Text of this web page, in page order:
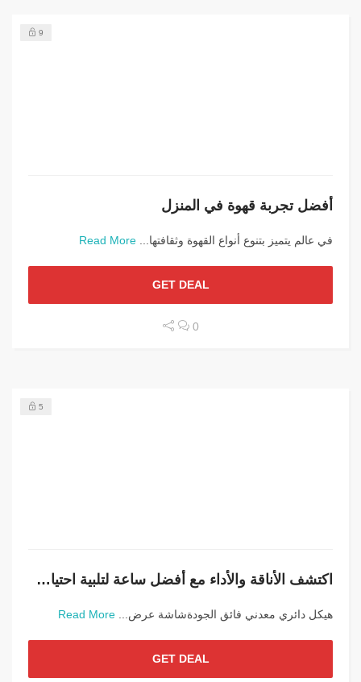
9
أفضل تجربة قهوة في المنزل
في عالم يتميز بتنوع أنواع القهوة وثقافتها... Read More
GET DEAL
0
5
اكتشف الأناقة والأداء مع أفضل ساعة لتلبية احتياجاتك
هيكل دائري معدني فائق الجودةشاشة عرض... Read More
GET DEAL